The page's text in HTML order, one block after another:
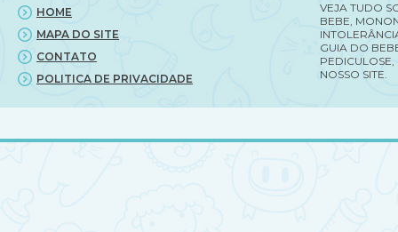
HOME
MAPA DO SITE
CONTATO
POLITICA DE PRIVACIDADE
VEJA TUDO
BEBE,
GUIA DO
PEDICULOSE,
NOSSO SITE.